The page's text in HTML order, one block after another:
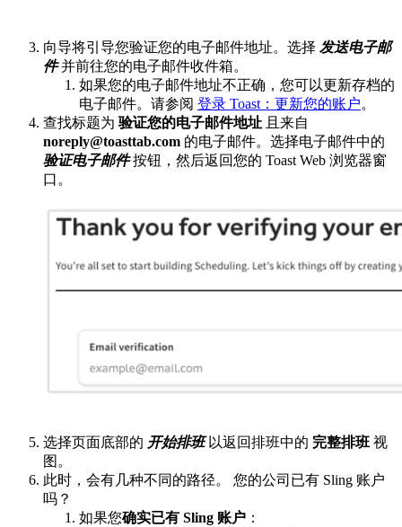
向导将引导您验证您的电子邮件地址。选择 发送电子邮
件并前往您的电子邮件收件箱。
如果您的电子邮件地址不正确，您可以更新存档的
电子邮件。请参阅 登录 Toast：更新您的账户。
查找标题为 验证您的电子邮件地址 且来自
noreply@toasttab.com 的电子邮件。选择电子邮件中的
验证电子邮件按钮，然后返回您的 Toast Web 浏览器窗
口。
选择页面底部的 开始排班以返回排班中的 完整排班 视
图。
此时，会有几种不同的路径。 您的公司已有 Sling 账户
吗？
如果您确实已有 Sling 账户 ：